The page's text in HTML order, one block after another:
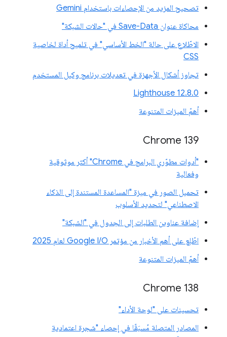
تصحيح المزيد من الإحصاءات باستخدام Gemini
محاكاة عنوان Save-Data في "حالات الشبكة"
الاطّلاع على حالة "الخط الأساسي" في تلميح أداة لخاصية
CSS
تجاوز أشكال الأجهزة في تعديلات برنامج وكيل المستخدم
‫Lighthouse 12.8.0
أهمّ الميزات المتنوعة
‫Chrome 139
"أدوات مطوّري البرامج في Chrome" أكثر موثوقية
وفعالية
تحميل الصور في ميزة "المساعدة المستندة إلى الذكاء
الاصطناعي" لتحديد الأسلوب
إضافة عناوين الطلبات إلى الجدول في "الشبكة"
اطّلِع على أهم الأخبار من مؤتمر Google I/O لعام 2025
أهمّ الميزات المتنوعة
‫Chrome 138
تحسينات على "لوحة الأداء"
المصادر المتصلة مُسبَقًا في إحصاء "شجرة اعتمادية